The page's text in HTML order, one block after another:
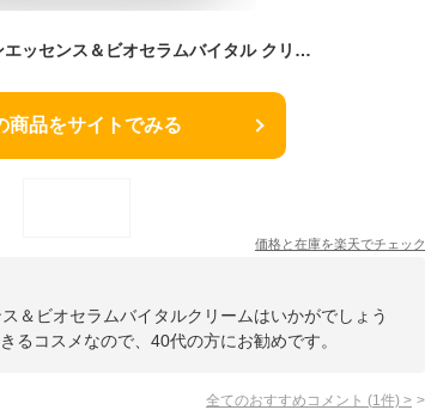
DiNOMEN アイゾーンエッセンス＆ビオセラムバイタル クリーム 男性 化粧品 メンズ コスメ スキンケア 目元 美容液 エイジングケア セット リフトアップ 保湿 しみ しわ たるみ 乾燥肌 脂性肌 父の日
商品をサイトでみる
価格と在庫を楽天でチェック
＆ビオセラムバイタルクリームはいかがでしょう
るコスメなので、40代の方にお勧めです。
全てのおすすめコメント (1 件) >